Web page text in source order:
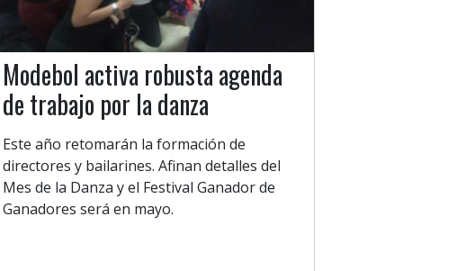
Modebol activa robusta agenda
de trabajo por la danza
Este año retomarán la formación de
directores y bailarines. Afinan detalles del
Mes de la Danza y el Festival Ganador de
Ganadores será en mayo.